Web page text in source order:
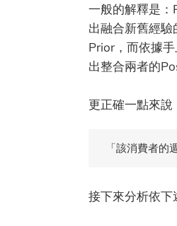
一般的解釋是
出融合新舊經
Prior，而依據
出整合兩者的
更正確一點來說
「該消費者
接下來分析依下